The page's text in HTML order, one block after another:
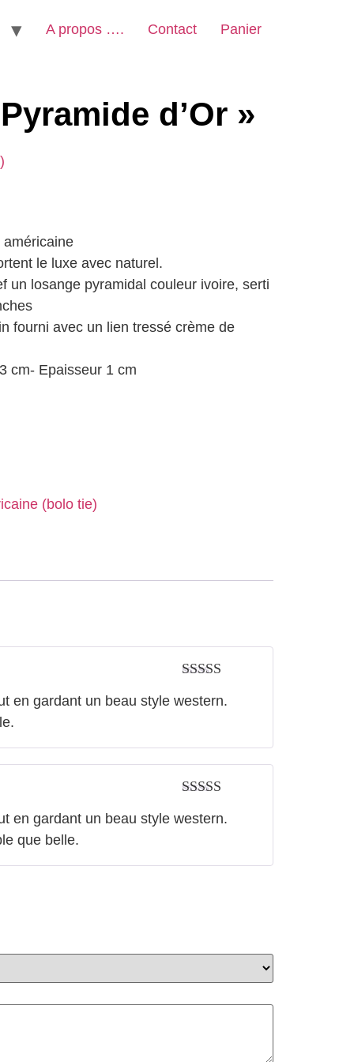
A propos …. Contact Panier
d’Or »
le luxe avec naturel.
un losange pyramidal couleur ivoire, serti
fourni avec un lien tressé crème de
cm- Epaisseur 1 cm
(bolo tie)
en gardant un beau style western.
en gardant un beau style western.
que belle.